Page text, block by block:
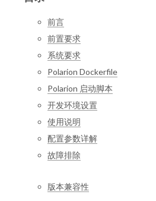
前言
前置要求
系统要求
Polarion Dockerfile
Polarion 启动脚本
开发环境设置
使用说明
配置参数详解
故障排除
版本兼容性